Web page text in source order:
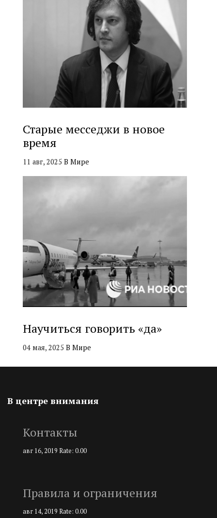
Старые месседжи в новое
время
11 авг, 2025 В Мире
Научиться говорить «да»
04 мая, 2025 В Мире
В центре внимания
Контакты
авг 16, 2019 Rate: 0.00
Правила и ограничения
авг 14, 2019 Rate: 0.00